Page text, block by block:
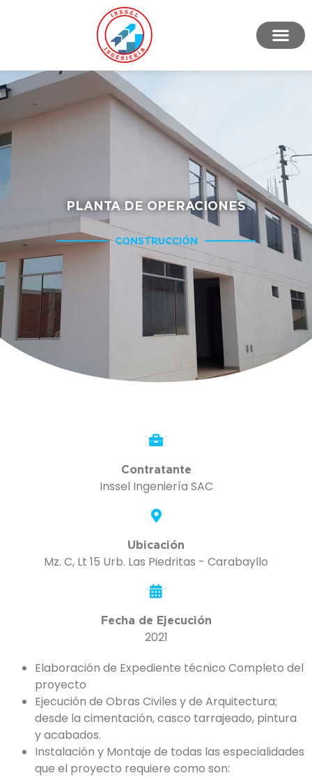
PLANTA DE OPERACIONES
CONSTRUCCIÓN
Contratante
Inssel Ingeniería SAC
Ubicación
Mz. C, Lt 15 Urb. Las Piedritas - Carabayllo
Fecha de Ejecución
2021
Elaboración de Expediente técnico Completo del
proyecto
Ejecución de Obras Civiles y de Arquitectura;
desde la cimentación, casco tarrajeado, pintura
y acabados.
Instalación y Montaje de todas las especialidades
que el proyecto requiere como son: